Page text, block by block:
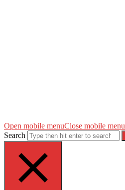
Open mobile menuClose mobile menu
Search